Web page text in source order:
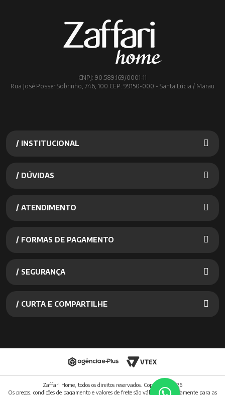
CNPJ: 90.589.169/0001-11
Rua José Posser Sobrinho, 746, 100 CEP: 99150-000 - Santa Lúcia / Marau
/ INSTITUCIONAL
/ DÚVIDAS
/ ATENDIMENTO
/ FORMAS DE PAGAMENTO
/ SEGURANÇA
/ CURTA E COMPARTILHE
Zaffari Home, todos os direitos reservados. Copyright
2026
Os preços, condições de pagamento e valores de frete são válidos exclusivamente para as